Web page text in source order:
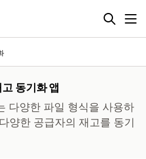
동기화 앱
다양한 파일 형식을 사용하
양한 공급자의 재고를 동기